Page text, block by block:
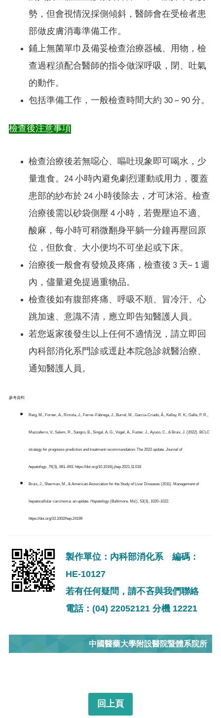
勢，但會視情況採側傾斜，醫師會在受檢者患
部做皮膚消毒準備工作。
鋪上無菌單巾及備妥檢查治療器械、用物，檢
查過程須配合醫師的指令做深呼吸，閉、吐氣
的動作。
包括準備工作，一般檢查時間大約 30 ~ 90 分。
檢查後注意事項
檢查治療後若無噁心、嘔吐現象即可喝水，少
量進食。24 小時內避免劇烈運動或用力，覆蓋
患部的紗布於 24 小時後除去，才可沐浴。檢查
治療後需以砂袋側壓 4 小時，若覺壓迫不適、
酸麻，每小時可稍微翻身平躺一分鐘再壓回原
位，但飲食、大小便均不可坐起或下床。
治療後一般會有發燒及疼痛，檢查後 3 天~ 1 週
內，儘量避免提過重物品。
檢查後如有腹部疼痛、呼吸不順、冒冷汗、心
跳加速、意識不清，應立即告知醫護人員。
若您返家後發生以上任何不適情況，請立即回
內科部消化系門診或逕赴本院急診就醫治療、
通知醫護人員。
參考資料
Reig, M., Forner, A., Rimola, J., Ferrer-Fàbrega, J., Burrel, M., Garcia-Criado, Á., Kelley, R. K., Galle, P. R.,
Mazzaferro, V., Salem, R., Sangro, B., Singal, A. G., Vogel, A., Fuster, J., Ayuso, C., & Bruix, J. (2022). BCLC
strategy for prognosis prediction and treatment recommendation: The 2022 update. Journal of
hepatology, 76(3), 681–693. https://doi.org/10.1016/j.jhep.2021.11.018
​Bruix, J., Sherman, M., & American Association for the Study of Liver Diseases (2011). Management of
hepatocellular carcinoma: an update. Hepatology (Baltimore, Md.) 53(3), 1020–1022.
https://doi.org/10.1002/hep.24199
製作單位：內科部消化系 編碼：
HE-10127
若有任何疑問，請不吝與我們聯絡
電話：(04) 22052121 分機 12221
中國醫藥大學附設醫院暨體系院所
回上頁